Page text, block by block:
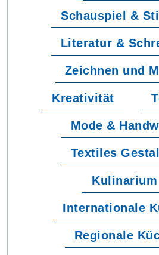
Schauspiel &
Literatur &
Zeichnen und
Kreativität
Mode &
Textiles
Kulinarium
Internationale
Regionale